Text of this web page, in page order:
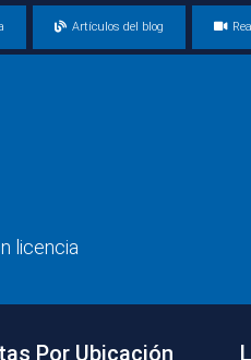
Artículos del blog
licencia
Por Ubicación